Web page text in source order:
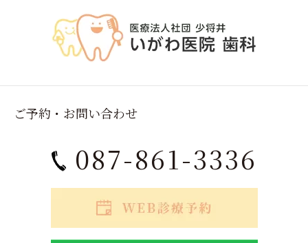
ご予約・お問い合わせ
087-861-3336